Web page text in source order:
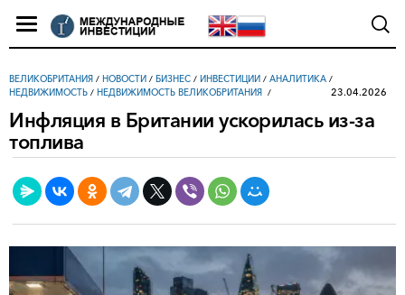
ВЕЛИКОБРИТАНИЯ / НОВОСТИ / БИЗНЕС / ИНВЕСТИЦИИ / АНАЛИТИКА /
НЕДВИЖИМОСТЬ / НЕДВИЖИМОСТЬ ВЕЛИКОБРИТАНИЯ 23.04.2026
Инфляция в Британии ускорилась из-за
топлива